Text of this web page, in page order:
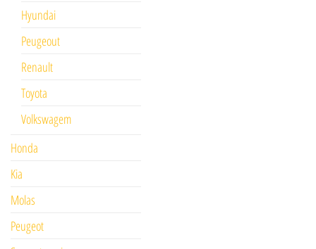
Hyundai
Peugeout
Renault
Toyota
Volkswagem
Honda
Kia
Molas
Peugeot